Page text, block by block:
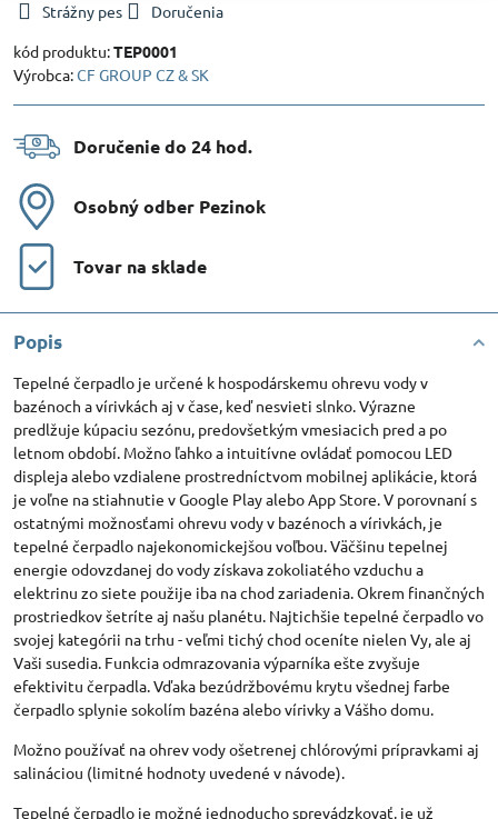
Strážny pes
Doručenia
kód produktu:TEP0001
Výrobca:CF GROUP CZ & SK
Doručenie do 24 hod​.
Osobný odber Pezinok
Tovar na sklade
Popis
Tepelné čerpadlo je určené k hospodárskemu ohrevu vody v
bazénoch a vírivkách aj v čase, keď nesvieti slnko. Výrazne
predlžuje kúpaciu sezónu, predovšetkým vmesiacich pred a po
letnom období. Možno ľahko a intuitívne ovládať pomocou LED
displeja alebo vzdialene prostredníctvom mobilnej aplikácie, ktorá
je voľne na stiahnutie v Google Play alebo App Store. V porovnaní s
ostatnými možnosťami ohrevu vody v bazénoch a vírivkách, je
tepelné čerpadlo najekonomickejšou voľbou. Väčšinu tepelnej
energie odovzdanej do vody získava zokoliatého vzduchu a
elektrinu zo siete použije iba na chod zariadenia. Okrem finančných
prostriedkov šetríte aj našu planétu. Najtichšie tepelné čerpadlo vo
svojej kategórii na trhu - veľmi tichý chod oceníte nielen Vy, ale aj
Vaši susedia. Funkcia odmrazovania výparníka ešte zvyšuje
efektivitu čerpadla. Vďaka bezúdržbovému krytu všednej farbe
čerpadlo splynie sokolím bazéna alebo vírivky a Vášho domu.
Možno používať na ohrev vody ošetrenej chlórovými prípravkami aj
salináciou (limitné hodnoty uvedené v návode).
Tepelné čerpadlo je možné jednoducho sprevádzkovať, je už